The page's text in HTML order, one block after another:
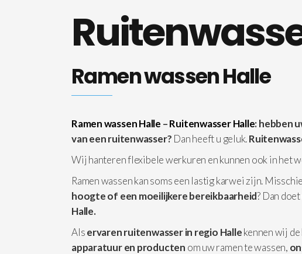
Ramen wassen Halle
Ramen wassen Halle –Ruitenwasser Halle: hebben
van een ruitenwasser? Dan heeft u geluk.
Wij hanteren flexibele werkuren en kunnen ook in het
Ramen wassen kan soms een lastig karwei zijn.
hoogte of een moeilijkere bereikbaarheid? Dan
Halle.
Alservaren ruitenwasser in regio Hallekennen wij
apparatuuren producten om uw ramen te wassen,